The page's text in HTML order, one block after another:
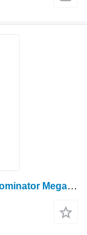
Sidoskyddsflik spot-facing till Claas Dominator Mega skördetröska